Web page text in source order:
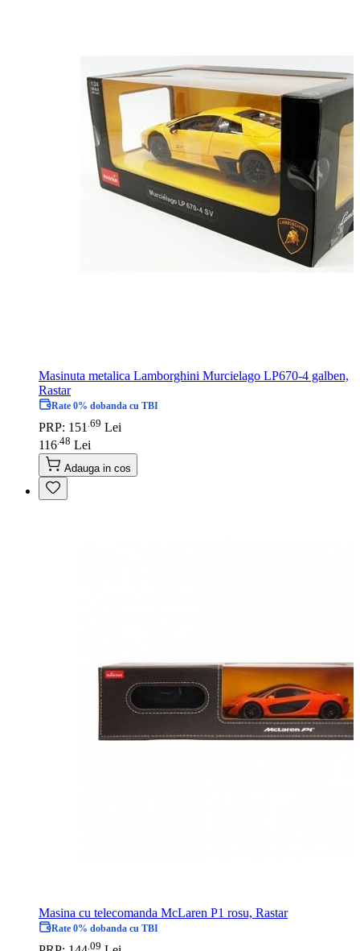
Masinuta metalica Lamborghini Murcielago LP670-4 galben,
Rastar
Rate 0% dobanda cu TBI
PRP: 151 69 Lei
116.48 Lei
Adauga in cos
Masina cu telecomanda McLaren P1 rosu, Rastar
Rate 0% dobanda cu TBI
09